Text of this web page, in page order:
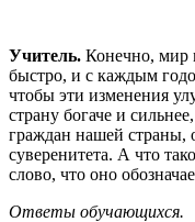
Учитель. Конечно, мир
быстро, и с каждым
чтобы эти изменения
страну богаче и
граждан нашей страны,
суверенитета. А что
слово, что оно
Ответы обучающихся.